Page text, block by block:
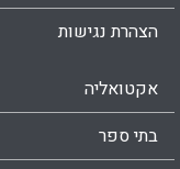
הצהרת נגישות
אקטואליה
בתי ספר